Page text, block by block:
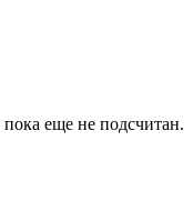
еще не подсчитан.